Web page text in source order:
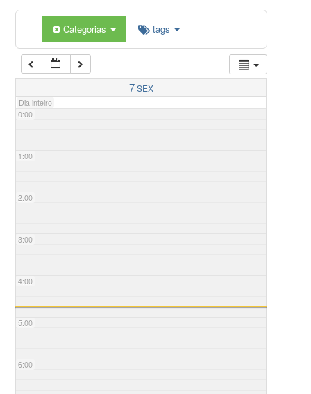
Categorias tags
7SEX
Dia inteiro
0:00
1:00
2:00
3:00
4:00
5:00
6:00